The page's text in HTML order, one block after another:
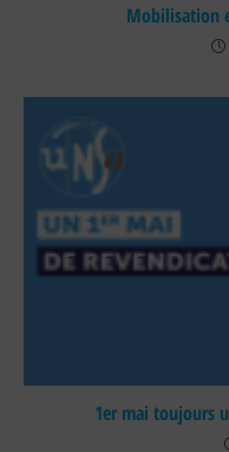
Mobilisation
1er mai toujours